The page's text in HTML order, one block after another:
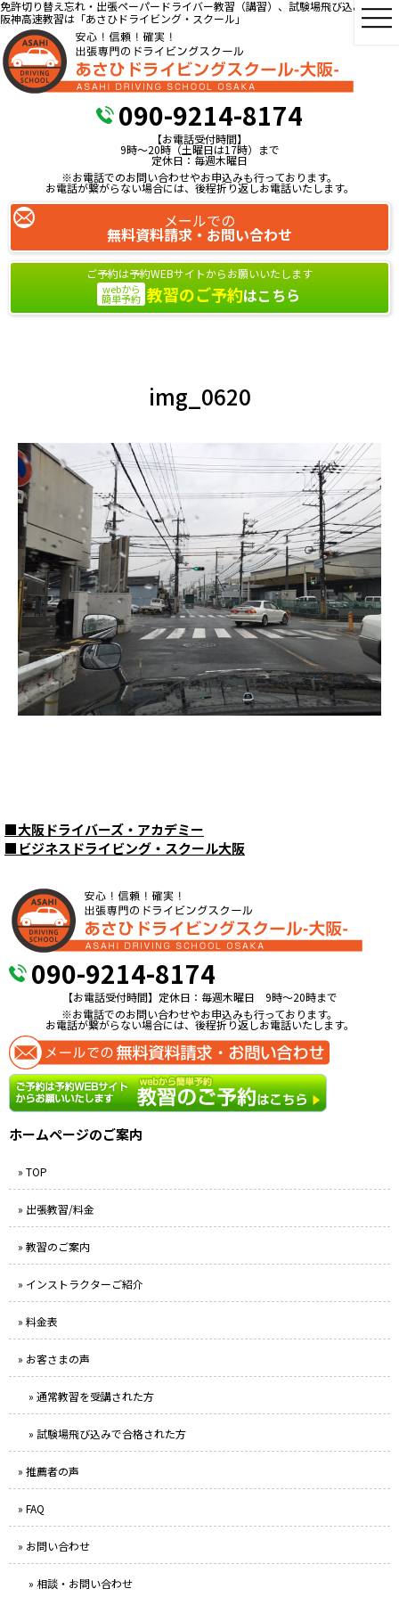
免許切り替え忘れ・出張ペーパードライバー教習（講習）、試験場飛び込み教習、
阪神高速教習は「あさひドライビング・スクール」
090-9214-8174
【お電話受付時間】
9時～20時（土曜日は17時）まで
定休日：毎週木曜日
※お電話でのお問い合わせやお申込みも行っております。
お電話が繋がらない場合には、後程折り返しお電話いたします。
メールでの
無料資料請求・お問い合わせ
ご予約は予約WEBサイトからお願いいたします
webから
簡単予約 教習のご予約はこちら
img_0620
■大阪ドライバーズ・アカデミー
■ビジネスドライビング・スクール大阪
090-9214-8174
【お電話受付時間】定休日：毎週木曜日 9時〜20時まで
※お電話でのお問い合わせやお申込みも行っております。
お電話が繋がらない場合には、後程折り返しお電話いたします。
ホームページのご案内
» TOP
» 出張教習/料金
» 教習のご案内
» インストラクターご紹介
» 料金表
» お客さまの声
» 通常教習を受講された方
» 試験場飛び込みで合格された方
» 推薦者の声
» FAQ
» お問い合わせ
» 相談・お問い合わせ